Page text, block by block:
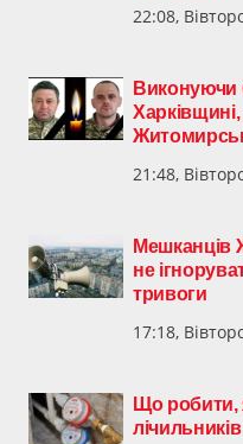
22:08,
​Виконуючи
21:48,
Мешканців
не
тривоги
17:18,
Що робити,